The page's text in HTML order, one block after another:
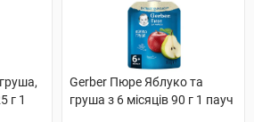
г 1
Gerber Пюре Яблуко та
груша з 6 місяців 90 г 1 пауч